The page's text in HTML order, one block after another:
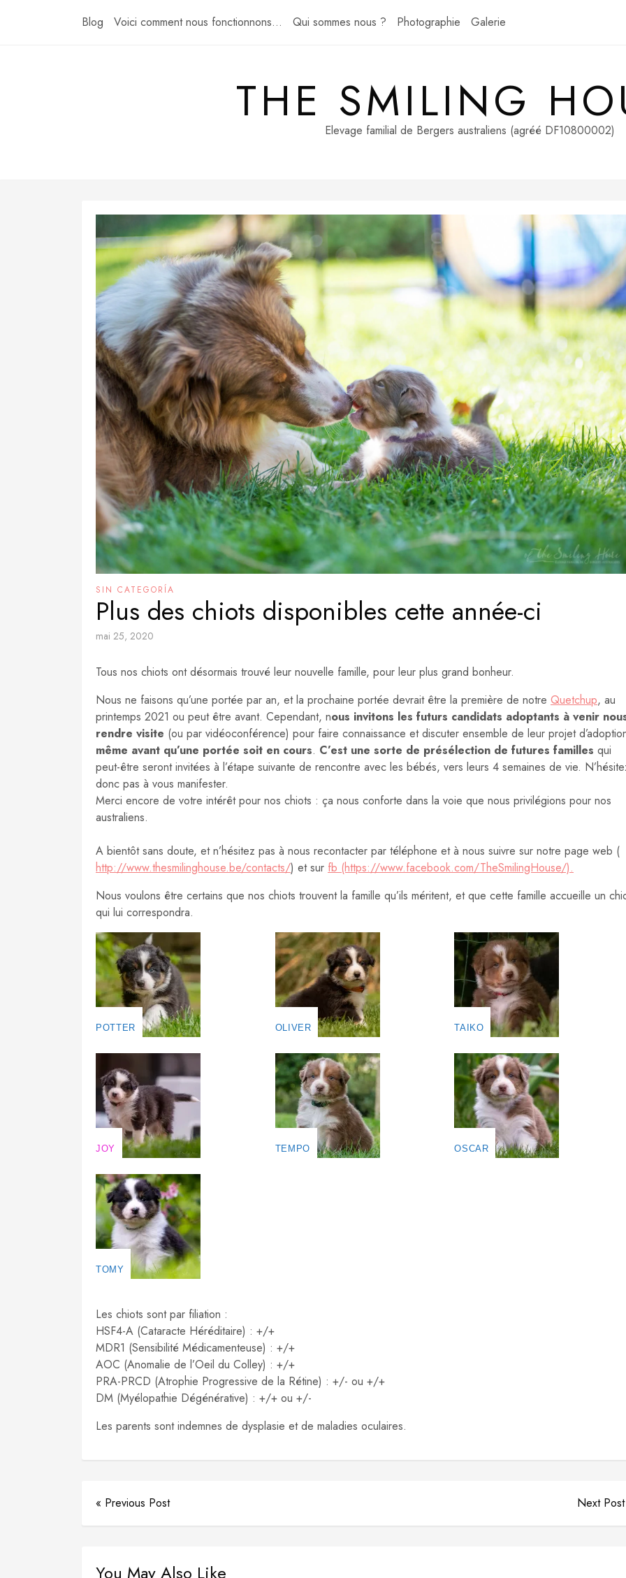
Blog Voici comment nous fonctionnons… Qui sommes nous ? Photographie Galerie
THE SMILING
Elevage familial de Bergers australiens (agréé DF10800002)
SIN CATEGORÍA
Plus des chiots disponibles cette année-ci
mai 25, 2020
Tous nos chiots ont désormais trouvé leur nouvelle famille, pour leur plus grand bonheur.
Nous ne faisons qu’une portée par an, et la prochaine portée devrait être la première de notre Quetchup, au
printemps 2021 ou peut être avant. Cependant, nous invitons les futurs candidats adoptants à venir
rendre visite (ou par vidéoconférence) pour faire connaissance et discuter ensemble de leur projet
même avant qu’une portée soit en cours. C’est une sorte de présélection de futures familles qui
peut-être seront invitées à l’étape suivante de rencontre avec les bébés, vers leurs 4 semaines de vie.
donc pas à vous manifester.
Merci encore de votre intérêt pour nos chiots : ça nous conforte dans la voie que nous privilégions pour nos
australiens.
A bientôt sans doute, et n’hésitez pas à nous recontacter par téléphone et à nous suivre sur notre page web (
http://www.thesmilinghouse.be/contacts/) et sur fb (https://www.facebook.com/TheSmilingHouse/).
Nous voulons être certains que nos chiots trouvent la famille qu’ils méritent, et que cette famille accueille un
qui lui correspondra.
POTTER OLIVER TAIKO
JOY TEMPO OSCAR
TOMY
Les chiots sont par filiation :
HSF4-A (Cataracte Héréditaire) : +/+
MDR1 (Sensibilité Médicamenteuse) : +/+
AOC (Anomalie de l’Oeil du Colley) : +/+
PRA-PRCD (Atrophie Progressive de la Rétine) : +/- ou +/+
DM (Myélopathie Dégénérative) : +/+ ou +/-
Les parents sont indemnes de dysplasie et de maladies oculaires.
« Previous Post Next
You May Also Like